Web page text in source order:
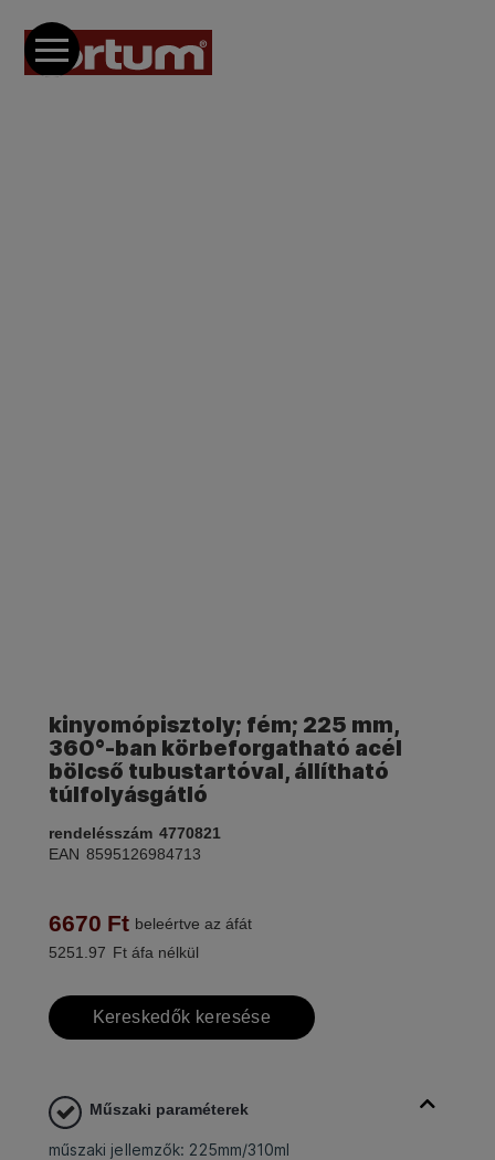
kinyomópisztoly; fém; 225 mm,
360°-ban körbeforgatható acél
bölcső tubustartóval, állítható
túlfolyásgátló
rendelésszám 4770821
EAN 8595126984713
6670 Ft beleértve az áfát
5251.97 Ft áfa nélkül
Kereskedők keresése
Műszaki paraméterek
műszaki jellemzők: 225mm/310ml